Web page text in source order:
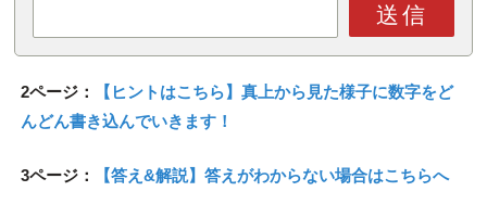
送信
2ページ：
【ヒントはこちら】真上から見た様子に数字をど
んどん書き込んでいきます！
3ページ： 【答え&解説】答えがわからない場合はこちらへ